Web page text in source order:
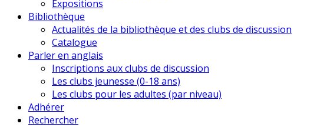
Expositions
Bibliothèque
Actualités de la bibliothèque et des clubs de discussion
Catalogue
Parler en anglais
Inscriptions aux clubs de discussion
Les clubs jeunesse (0-18 ans)
Les clubs pour les adultes (par niveau)
Adhérer
Rechercher